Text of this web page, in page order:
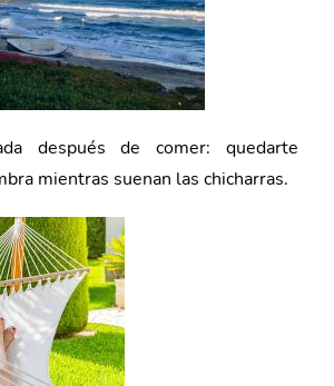
después de comer: quedarte
mientras suenan las chicharras.